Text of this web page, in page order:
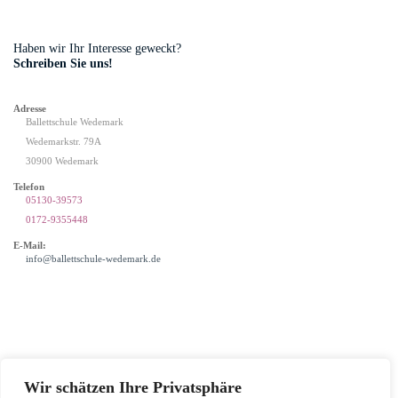
Wir schätzen Ihre Privatsphäre
Haben wir Ihr Interesse geweckt?
Schreiben Sie uns!
Adresse
Ballettschule Wedemark
Wedemarkstr. 79A
30900 Wedemark
Telefon
05130-39573
0172-9355448
E-Mail:
info@ballettschule-wedemark.de